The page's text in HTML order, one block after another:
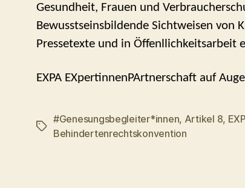
Gesundheit, Frauen und
Bewusstseinsbildende Sichtweisen von
Pressetexte und in Öffenllichkeitsarbeit
EXPA EXpertinnenPArtnerschaft auf
Schlagwörter
#Genesungsbegleiter*innen, Artikel 8,
Behindertenrechtskonvention